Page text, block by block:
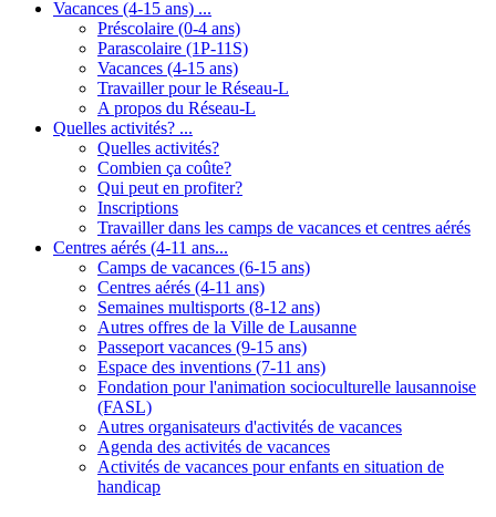
Vacances (4-15 ans) ...
Préscolaire (0-4 ans)
Parascolaire (1P-11S)
Vacances (4-15 ans)
Travailler pour le Réseau-L
A propos du Réseau-L
Quelles activités? ...
Quelles activités?
Combien ça coûte?
Qui peut en profiter?
Inscriptions
Travailler dans les camps de vacances et centres aérés
Centres aérés (4-11 ans...
Camps de vacances (6-15 ans)
Centres aérés (4-11 ans)
Semaines multisports (8-12 ans)
Autres offres de la Ville de Lausanne
Passeport vacances (9-15 ans)
Espace des inventions (7-11 ans)
Fondation pour l'animation socioculturelle lausannoise
(FASL)
Autres organisateurs d'activités de vacances
Agenda des activités de vacances
Activités de vacances pour enfants en situation de
handicap